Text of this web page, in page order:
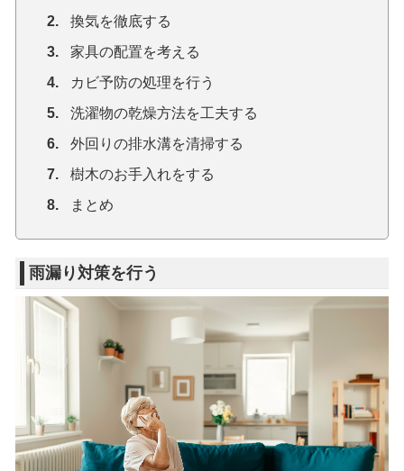
換気を徹底する
家具の配置を考える
カビ予防の処理を行う
洗濯物の乾燥方法を工夫する
外回りの排水溝を清掃する
樹木のお手入れをする
まとめ
雨漏り対策を行う